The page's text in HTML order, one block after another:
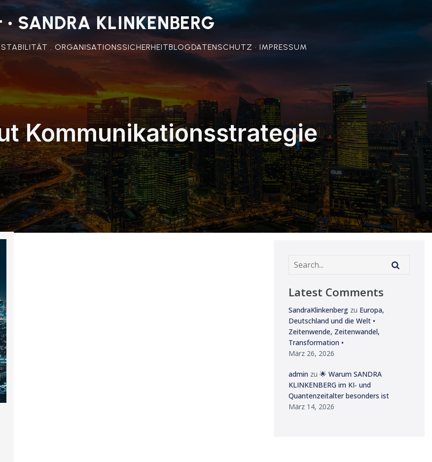
KLINKENBERG
. ORGANISATIONSSICHERHEITBLOGDATENSCHUTZ • IMPRESSUM
Kommunikationsstrategie
Latest Comments
SandraKlinkenberg zu Europa,
Deutschland und die Welt •
Zeitenwende, Zeitenwandel,
Transformation •
März 26, 2026
admin zu 🌟 Warum SANDRA
KLINKENBERG im KI‑ und
Quantenzeitalter besonders ist
März 14, 2026